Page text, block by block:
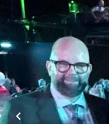
SCHÜLERVERTRETUNG
UNSERE PARTNER
UNSERE VR-EXPERTEN
SCHÜLERAUSTAUSCH
SOZIALARBEIT